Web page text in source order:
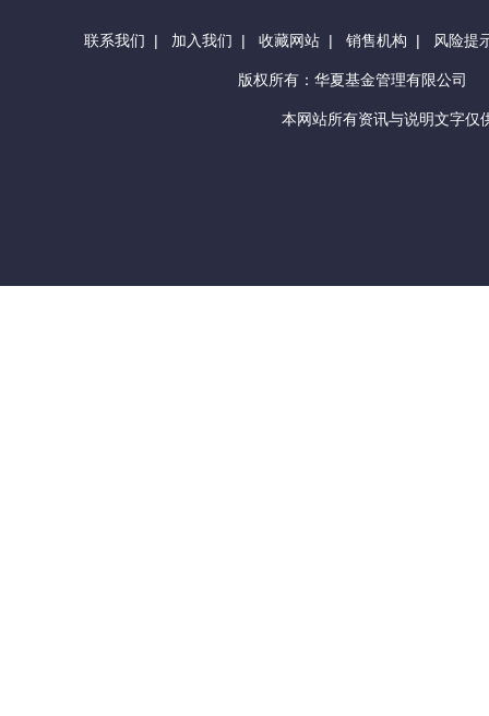
联系我们 | 加入我们 | 收藏网站 | 销售机构 | 风险提
版权所有：华夏基金管理有限公司
本网站所有资讯与说明文字仅